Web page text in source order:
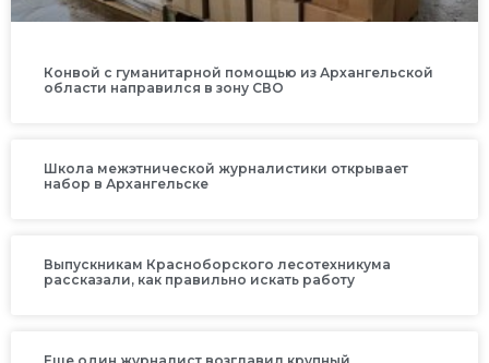
Конвой с гуманитарной помощью из Архангельской
области направился в зону СВО
Школа межэтнической журналистики открывает
набор в Архангельске
Выпускникам Красноборского лесотехникума
рассказали, как правильно искать работу